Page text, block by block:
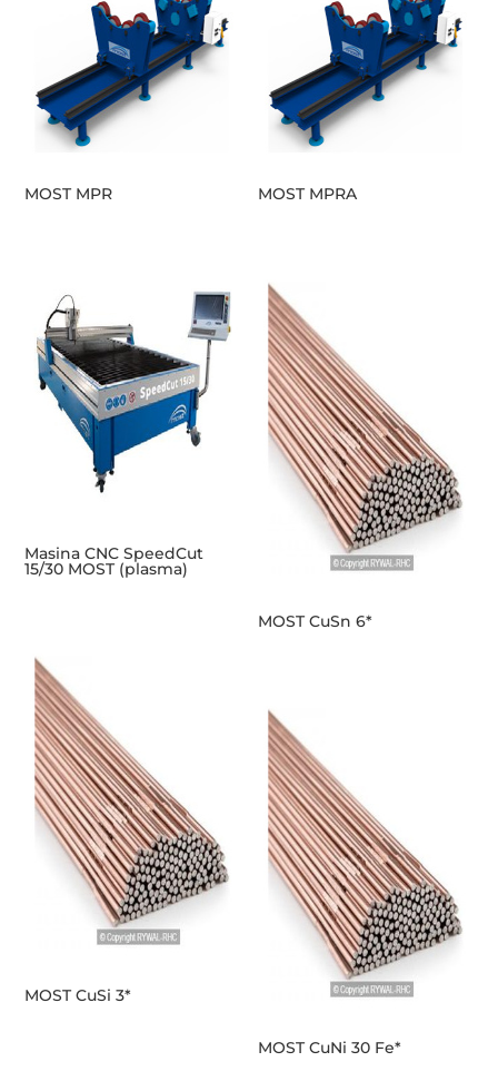
MOST MPR MOST MPRA
Masina CNC SpeedCut
15/30 MOST (plasma)
MOST CuSn 6*
MOST CuSi 3*
MOST CuNi 30 Fe*